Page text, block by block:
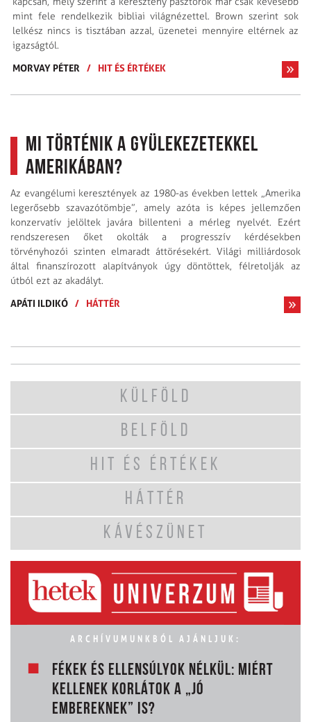
mint fele rendelkezik bibliai világnézettel. Brown szerint sok
lelkész nincs is tisztában azzal, üzenetei mennyire eltérnek az
igazságtól.
MORVAY PÉTER
/ HIT ÉS ÉRTÉKEK
Mi történik a gyülekezetekkel
Amerikában?
Az evangélumi keresztények az 1980-as években lettek „Amerika
legerősebb szavazótömbje”, amely azóta is képes jellemzően
konzervatív jelöltek javára billenteni a mérleg nyelvét. Ezért
rendszeresen őket okolták a progresszív kérdésekben
törvényhozói szinten elmaradt áttörésekért. Világi milliárdosok
által finanszírozott alapítványok úgy döntöttek, félretolják az
útból ezt az akadályt.
APÁTI ILDIKÓ / HÁTTÉR
KÜLFÖLD
BELFÖLD
HIT ÉS ÉRTÉKEK
HÁTTÉR
KÁVÉSZÜNET
ARCHÍVUMUNKBÓL AJÁNLJUK:
FÉKEK ÉS ELLENSÚLYOK NÉLKÜL: MIÉRT
KELLENEK KORLÁTOK A „JÓ
EMBEREKNEK” IS?